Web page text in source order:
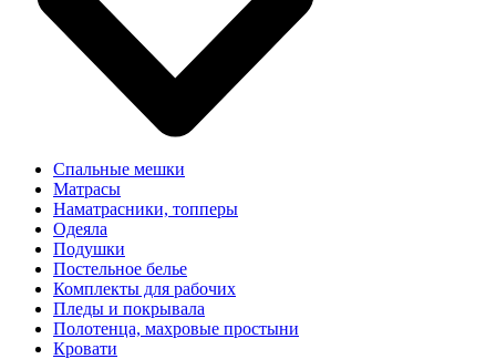
Спальные мешки
Матрасы
Наматрасники, топперы
Одеяла
Подушки
Постельное белье
Комплекты для рабочих
Пледы и покрывала
Полотенца, махровые простыни
Кровати